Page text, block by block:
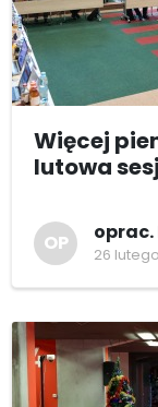
Więcej
lutowa
OP oprac.
26